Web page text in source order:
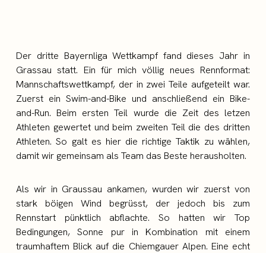
Der dritte Bayernliga Wettkampf fand dieses Jahr in
Grassau statt. Ein für mich völlig neues Rennformat:
Mannschaftswettkampf, der in zwei Teile aufgeteilt war.
Zuerst ein Swim-and-Bike und anschließend ein Bike-
and-Run. Beim ersten Teil wurde die Zeit des letzen
Athleten gewertet und beim zweiten Teil die des dritten
Athleten. So galt es hier die richtige Taktik zu wählen,
damit wir gemeinsam als Team das Beste herausholten.
Als wir in Graussau ankamen, wurden wir zuerst von
stark böigen Wind begrüsst, der jedoch bis zum
Rennstart pünktlich abflachte. So hatten wir Top
Bedingungen, Sonne pur in Kombination mit einem
traumhaftem Blick auf die Chiemgauer Alpen. Eine echt